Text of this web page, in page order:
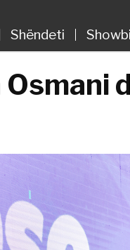
Shëndeti